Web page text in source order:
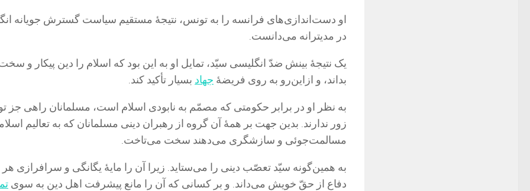
او دست‌اندازى‌هاى فرانسه را به تونس، نتیجۀ مستقیم سیاست گسترش جویانه
در مدیترانه مى‌دانست.
یک نتیجۀ بینش ضدّ انگلیسى سیّد، تمایل او به این بود که اسلام را دین پیکار و
بداند، و ازاین‌رو به روى فریضۀ جهاد بسیار تأکید کند.
به نظر او در برابر حکومتى که مصمّم به نابودى اسلام است، مسلمانان راهى جز
زور ندارند. بدین جهت بر همۀ آن گروه از رهبران دینى مسلمانان که به تعالیم
مسالمت‌جوئى و سازشگرى مى‌دهند سخت مى‌تاخت.
به همین‌گونه سیّد تعصّب دینى را مى‌ستاید. زیرا آن را مایۀ یگانگى و سرافرازى
دفاع از حقّ خویش مى‌داند. و بر کسانى که آن را مانع پیشرفت اهل دین به سوى